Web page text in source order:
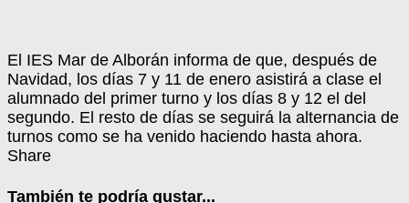
El IES Mar de Alborán informa de que, después de
Navidad, los días 7 y 11 de enero asistirá a clase el
alumnado del primer turno y los días 8 y 12 el del
segundo. El resto de días se seguirá la alternancia de
turnos como se ha venido haciendo hasta ahora.
Share
También te podría gustar...